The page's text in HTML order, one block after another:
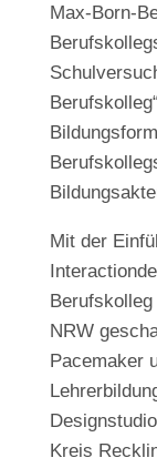
Max-Born-
Mit der
NRW
Pacemaker
Kreis